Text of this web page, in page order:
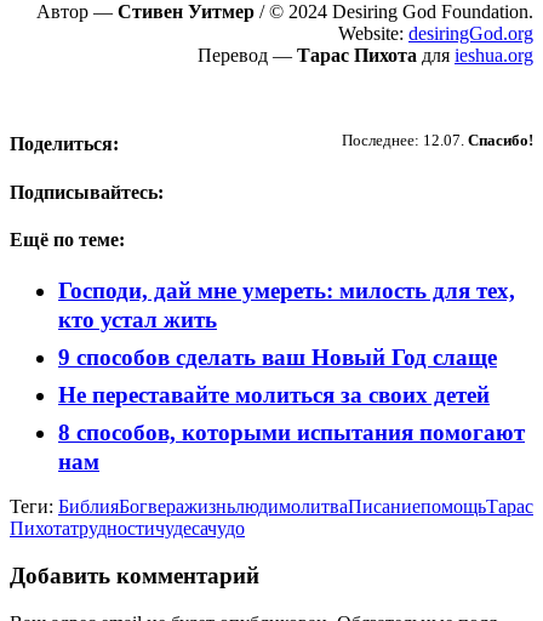
Автор — Стивен Уитмер / © 2024 Desiring God Foundation.
Website: desiringGod.org
Перевод — Тарас Пихота для ieshua.org
Последнее: 12.07. Спасибо!
Поделиться:
Подписывайтесь:
Ещё по теме:
Господи, дай мне умереть: милость для тех,
кто устал жить
9 способов сделать ваш Новый Год слаще
Не переставайте молиться за своих детей
8 способов, которыми испытания помогают
нам
Теги: БиблияБогверажизньлюдимолитваПисаниепомощьТарас
Пихотатрудностичудесачудо
Добавить комментарий